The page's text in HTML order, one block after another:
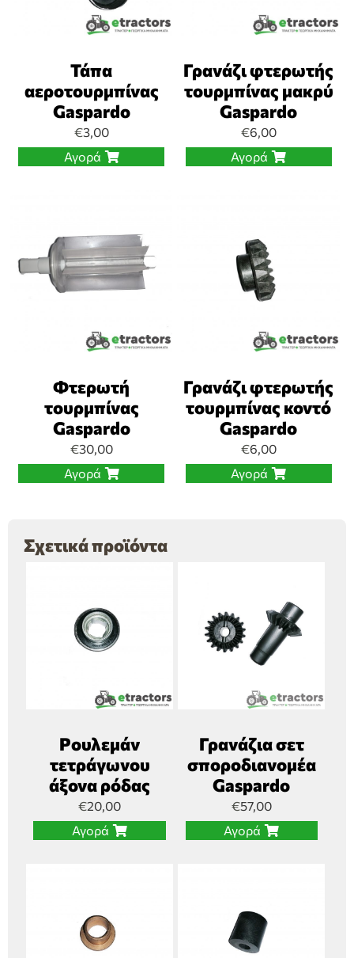
Τάπα
αεροτουρμπίνας
Gaspardo
€3,00
Αγορά
Γρανάζι φτερωτής
τουρμπίνας μακρύ
Gaspardo
€6,00
Αγορά
Φτερωτή
τουρμπίνας
Gaspardo
€30,00
Αγορά
Γρανάζι φτερωτής
τουρμπίνας κοντό
Gaspardo
€6,00
Αγορά
Σχετικά προϊόντα
Ρουλεμάν
τετράγωνου
άξονα ρόδας
€20,00
Αγορά
Γρανάζια σετ
σποροδιανομέα
Gaspardo
€57,00
Αγορά